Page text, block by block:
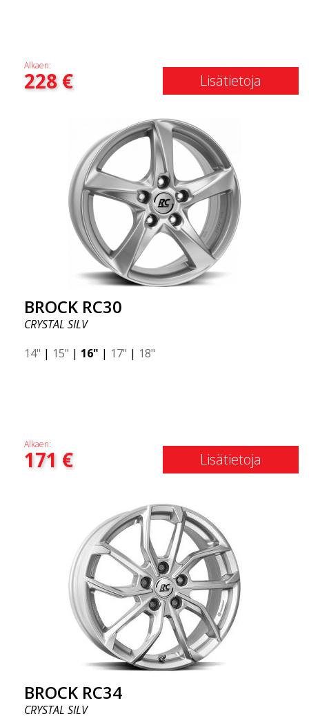
Alkaen:
228€ Lisätietoja
BROCK RC30
CRYSTAL SILV
14" | 15" | 16" | 17" | 18"
Alkaen:
171 € Lisätietoja
BROCK RC34
CRYSTAL SILV